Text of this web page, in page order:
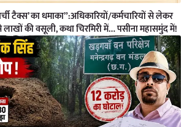
टैक्स’ का धमाका”:अधिकारियों/कर्मचारियों से लेकर
की वसूली, कथा चिरमिरी में… पसीना महासमुंद में!